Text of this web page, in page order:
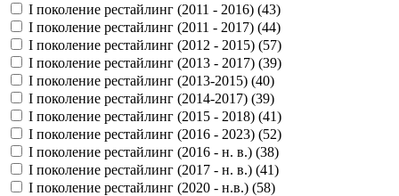
I поколение рестайлинг (2011 - 2016) (43)
I поколение рестайлинг (2011 - 2017) (44)
I поколение рестайлинг (2012 - 2015) (57)
I поколение рестайлинг (2013 - 2017) (39)
I поколение рестайлинг (2013-2015) (40)
I поколение рестайлинг (2014-2017) (39)
I поколение рестайлинг (2015 - 2018) (41)
I поколение рестайлинг (2016 - 2023) (52)
I поколение рестайлинг (2016 - н. в.) (38)
I поколение рестайлинг (2017 - н. в.) (41)
I поколение рестайлинг (2020 - н.в.) (58)